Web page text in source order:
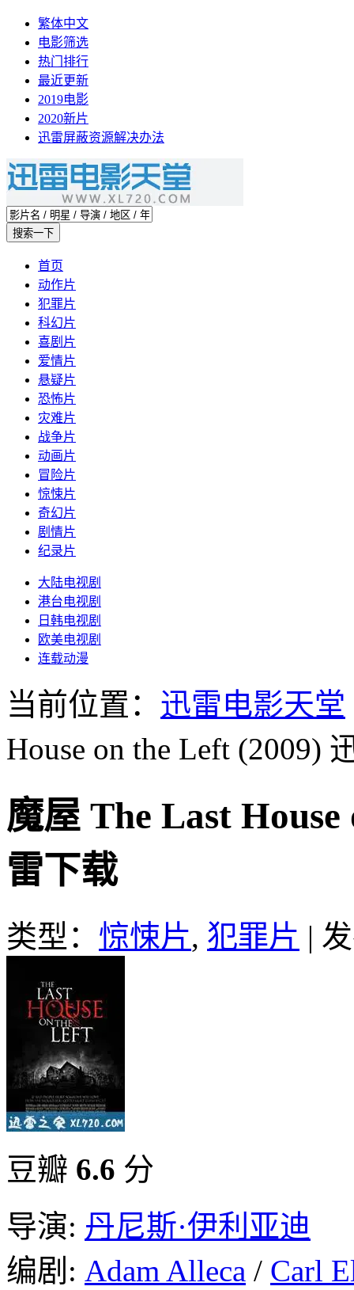
繁体中文
电影筛选
热门排行
最近更新
2019电影
2020新片
迅雷屏蔽资源解决办法
首页
动作片
犯罪片
科幻片
喜剧片
爱情片
悬疑片
恐怖片
灾难片
战争片
动画片
冒险片
惊悚片
奇幻片
剧情片
纪录片
大陆电视剧
港台电视剧
日韩电视剧
欧美电视剧
连载动漫
当前位置： 迅雷电影天堂
House on the Left (2009)
魔屋 The Last
雷下载
类型： 惊悚片, 犯罪片 |
豆瓣 6.6 分
导演: 丹尼斯·伊利亚迪
编剧: Adam Alleca / Carl